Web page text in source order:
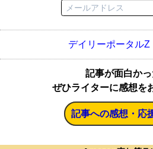
デイリーポータル
記事が面白かっ
ぜひライターに感想を
記事への感想・応